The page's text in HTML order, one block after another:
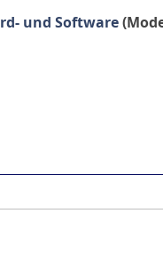
und Software